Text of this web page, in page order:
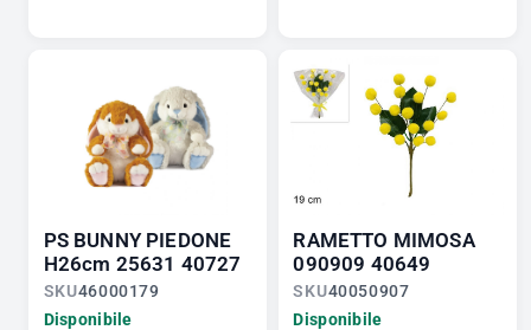
PS BUNNY PIEDONE
H26cm 25631 40727
SKU46000179
Disponibile
RAMETTO MIMOSA
090909 40649
SKU40050907
Disponibile